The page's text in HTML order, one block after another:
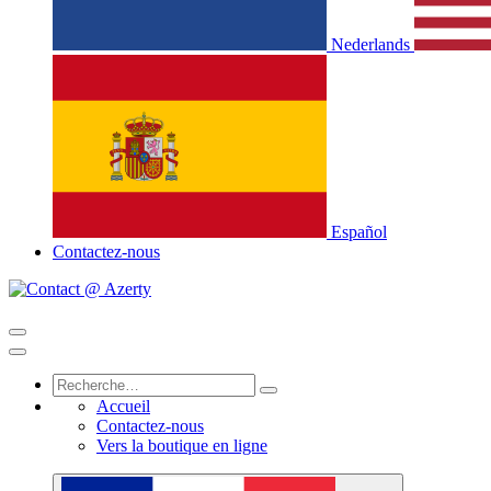
Nederlands
Español
Contactez-nous
Accueil
Contactez-nous
Vers la boutique en ligne